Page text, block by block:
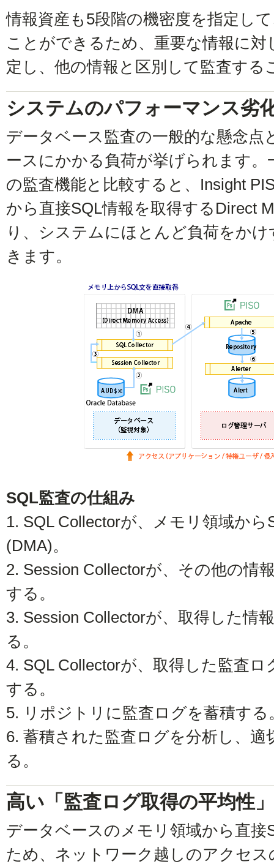
情報資産も5段階の機密度を指定し
ことができるため、重要な情報に
定し、他の情報と区別して監査する
システムのパフォーマンス劣
データベース監査の一般的な懸念点
ースにかかる負荷が挙げられます。
の監査機能と比較すると、Insight
から直接SQL情報を取得するDirect
り、システムにほとんど負荷をか
きます。
SQL監査の仕組み
1. SQL Collectorが、メモリ領域か
(DMA)。
2. Session Collectorが、その他の情
する。
3. Session Collectorが、取得した情
る。
4. SQL Collectorが、取得した監査
する。
5. リポジトリに監査ログを蓄積する
6. 蓄積された監査ログを分析し、
る。
高い「監査ログ取得の平均性」
データベースのメモリ領域から直接
ため、ネットワーク越しのアクセ